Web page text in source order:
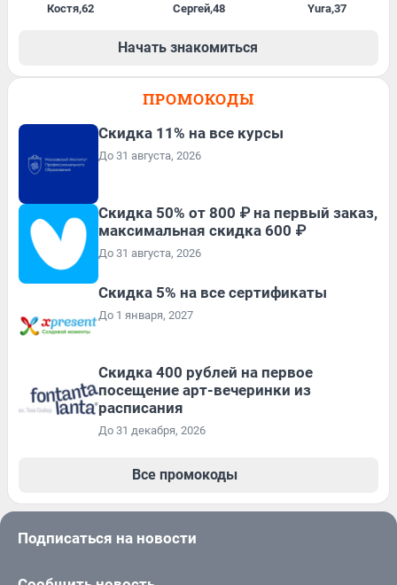
Костя,62 Сергей,48 Yura,37
Начать знакомиться
ПРОМОКОДЫ
Скидка 11% на все курсы
До 31 августа, 2026
Скидка 50% от 800 ₽ на первый заказ,
максимальная скидка 600 ₽
До 31 августа, 2026
Скидка 5% на все сертификаты
До 1 января, 2027
Cкидка 400 рублей на первое
посещение арт-вечеринки из
расписания
До 31 декабря, 2026
Все промокоды
Подписаться на новости